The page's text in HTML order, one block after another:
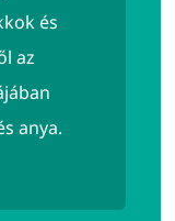
és
az
anya.